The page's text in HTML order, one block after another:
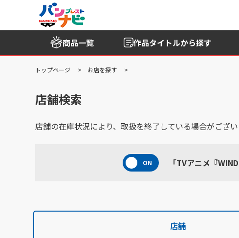
商品一覧 作品タイトルから探す
トップページ お店を探す
店舗検索
店舗の在庫状況により、取扱を終了している場合がござ
「TVアニメ『
店舗